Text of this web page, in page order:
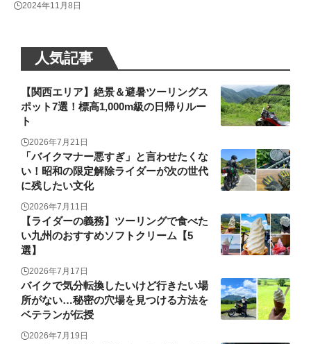
2024年11月8日
人気記事
【関西エリア】絶景＆避暑ツーリングス
ポット7選！標高1,000m級の日帰りルー
ト
2026年7月21日
「バイクマナー悪すぎ」と言わせたくな
い！昭和の限定解除ライダーが次の世代
に残したい文化
2026年7月11日
【ライダーの義務】ツーリングで食べた
い九州のおすすめソフトクリーム【5
選】
2026年7月17日
バイクで気分転換したいけど行きたい場
所がない…秘密の穴場を見つける方法を
ベテランが伝授
2026年7月19日